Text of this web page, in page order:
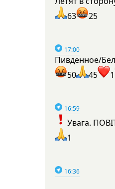
63
25
17:00
Пивденное/
50
45 1
16:59
Увага.
1
16:36